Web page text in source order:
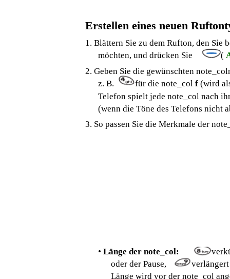
Erstellen eines neuen
1. Blättern Sie zu dem Rufton, den Sie
möchten, und drücken Sie
(
2. Geben Sie die gewünschten
z. B.
für die note_col f (wird
Telefon spielt jede note_col nach
(wenn die Töne des Telefons nicht
3. So passen Sie die Merkmale der
• Länge der note_col:
oder der Pause,
Länge wird vor der note_col